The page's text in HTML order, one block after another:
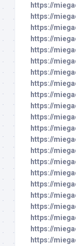
https://
https://
https://
https://
https://
https://
https://
https://
https://
https://
https://
https://
https://
https://
https://
https://
https://
https://
https://
https://
https://
https://